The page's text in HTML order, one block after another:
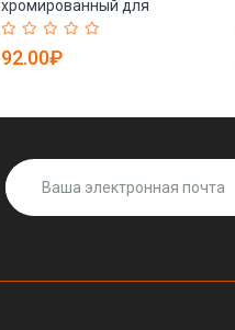
хромированный для
ремонта (арт. 26-2402258)
92.00₽